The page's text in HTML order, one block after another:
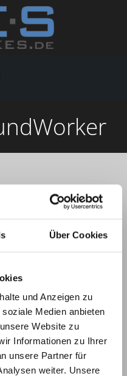
Über Cookies
und Anzeigen zu
Medien anbieten
Website zu
Informationen zu Ihrer
unsere Partner für
weiter. Unsere
ein Hintergrundtask der
gestartet
mit KesProdData kann
Aufgaben der
Es können Daten
gespeichert oder
werden ohne das